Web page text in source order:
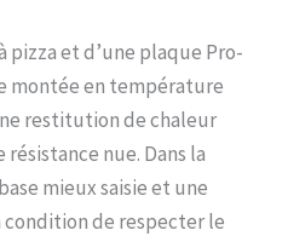
14,6kg. Couleur: orange
foncé DIMENSIONS: H
38cm x L 45,7cm x P
54,6cm environ.
Utilisation extérieure
uniquement
pizza et d’une plaque Pro-
montée en température
restitution de chaleur
nue. Dans la
mieux saisie et une
condition de respecter le